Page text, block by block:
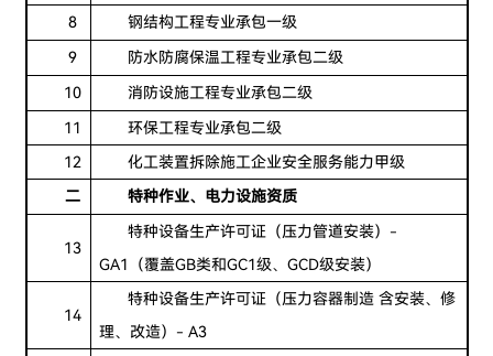
8
钢结构工程专业承包一级
9
防水防腐保温工程专业承包二级
10
消防设施工程专业承包二级
11
环保工程专业承包二级
12
化工装置拆除施工企业安全服务能力甲级
二
特种作业、电力设施资质
13
特种设备生产许可证（压力管道安装）-
GA1（覆盖GB类和GC1级、GCD级安装）
14
特种设备生产许可证（压力容器制造 含安装、修
理、改造）- A3